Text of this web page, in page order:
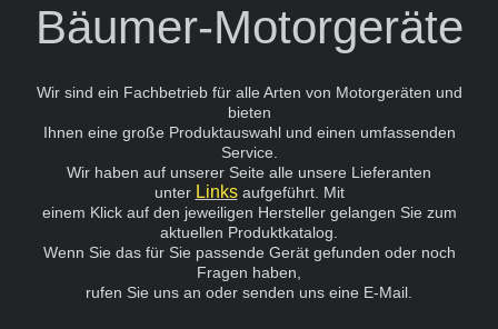
Bäumer-Motorgeräte
Wir sind ein Fachbetrieb für alle Arten von Motorgeräten und
bieten
Ihnen eine große Produktauswahl und einen umfassenden
Service.
Wir haben auf unserer Seite alle unsere Lieferanten
unter Linksaufgeführt. Mit
einem Klick auf den jeweiligen Hersteller gelangen Sie zum
aktuellen Produktkatalog.
Wenn Sie das für Sie passende Gerät gefunden oder noch
Fragen haben,
rufen Sie uns an oder senden uns eine E-Mail.